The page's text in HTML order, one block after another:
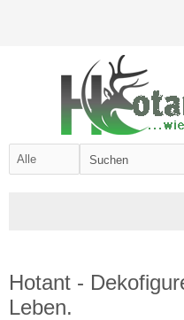
Hotant -
Leben.